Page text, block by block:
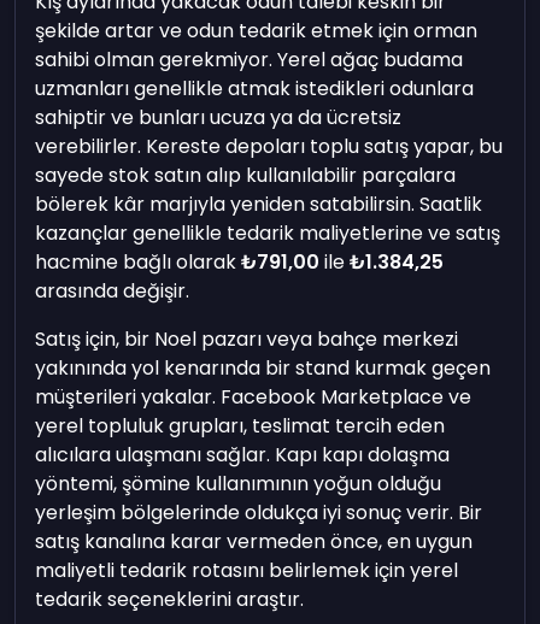
şekilde artar ve odun tedarik etmek için orman
sahibi olman gerekmiyor. Yerel ağaç budama
uzmanları genellikle atmak istedikleri odunlara
sahiptir ve bunları ucuza ya da ücretsiz
verebilirler. Kereste depoları toplu satış yapar, bu
sayede stok satın alıp kullanılabilir parçalara
bölerek kâr marjıyla yeniden satabilirsin. Saatlik
kazançlar genellikle tedarik maliyetlerine ve satış
hacmine bağlı olarak₺791,00 ile₺1.384,25
arasında değişir.
Satış için, bir Noel pazarı veya bahçe merkezi
yakınında yol kenarında bir stand kurmak geçen
müşterileri yakalar. Facebook Marketplace ve
yerel topluluk grupları, teslimat tercih eden
alıcılara ulaşmanı sağlar. Kapı kapı dolaşma
yöntemi, şömine kullanımının yoğun olduğu
yerleşim bölgelerinde oldukça iyi sonuç verir. Bir
satış kanalına karar vermeden önce, en uygun
maliyetli tedarik rotasını belirlemek için yerel
tedarik seçeneklerini araştır.